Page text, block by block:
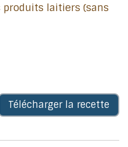
Télécharger la recette